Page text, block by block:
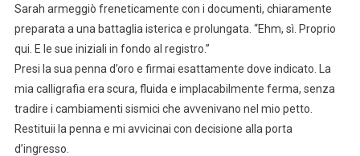
Sarah armeggiò freneticamente con i documenti, chiaramente
preparata a una battaglia isterica e prolungata. “Ehm, sì. Proprio
qui. E le sue iniziali in fondo al registro.”
Presi la sua penna d’oro e firmai esattamente dove indicato. La
mia calligrafia era scura, fluida e implacabilmente ferma, senza
tradire i cambiamenti sismici che avvenivano nel mio petto.
Restituii la penna e mi avvicinai con decisione alla porta
d’ingresso.